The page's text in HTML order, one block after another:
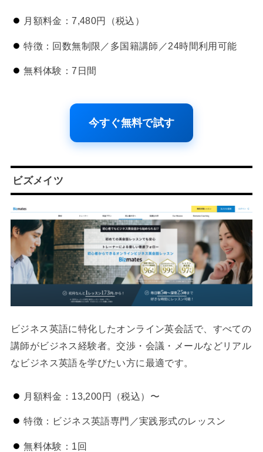
月額料金：7,480円（税込）
特徴：回数無制限／多国籍講師／24時間利用可能
無料体験：7日間
今すぐ無料で試す
ビズメイツ
ビジネス英語に特化したオンライン英会話で、すべての
講師がビジネス経験者。交渉・会議・メールなどリアル
なビジネス英語を学びたい方に最適です。
月額料金：13,200円（税込）〜
特徴：ビジネス英語専門／実践形式のレッスン
無料体験：1回